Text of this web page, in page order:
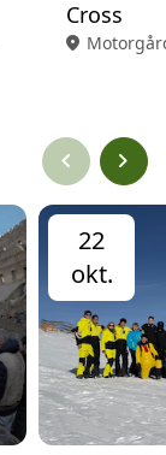
Cross
location_on
chevron_left chevron_right
22
okt.